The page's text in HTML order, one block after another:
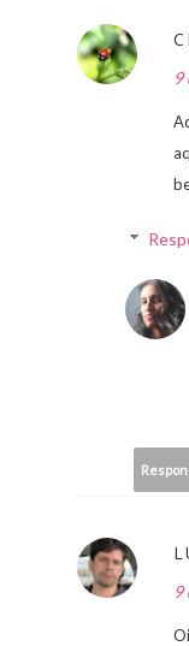
9
9